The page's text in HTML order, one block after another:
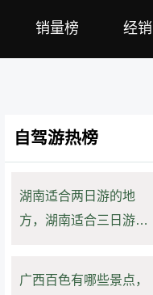
销量榜 经
自驾游热榜
湖南适合两日游的地
方，湖南适合三日游的
广西百色有哪些景点，